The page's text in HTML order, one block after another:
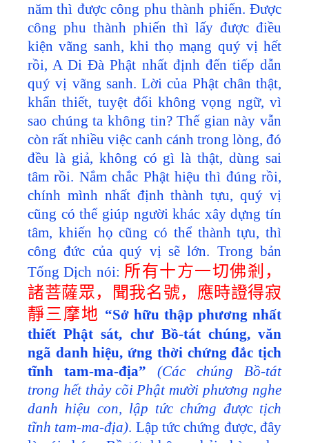
năm thì được công phu thành phiến. Được
công phu thành phiến thì lấy được điều
kiện vãng sanh, khi thọ mạng quý vị hết
rồi, A Di Đà Phật nhất định đến tiếp dẫn
quý vị vãng sanh. Lời của Phật chân thật,
khẩn thiết, tuyệt đối không vọng ngữ, vì
sao chúng ta không tin? Thế gian này vẫn
còn rất nhiều việc canh cánh trong lòng, đó
đều là giả, không có gì là thật, dùng sai
tâm rồi. Nắm chắc Phật hiệu thì đúng rồi,
chính mình nhất định thành tựu, quý vị
cũng có thể giúp người khác xây dựng tín
tâm, khiến họ cũng có thể thành tựu, thì
công đức của quý vị sẽ lớn. Trong bản
Tống Dịch nói: 所有十方一切佛剎，
諸菩薩眾，聞我名號，應時證得寂
靜三摩地 “Sở hữu thập phương nhất
thiết Phật sát, chư Bồ-tát chúng, văn
ngã danh hiệu, ứng thời chứng đắc tịch
tĩnh tam-ma-địa” (Các chúng Bồ-tát
trong hết thảy cõi Phật mười phương nghe
danh hiệu con, lập tức chứng được tịch
tĩnh tam-ma-địa). Lập tức chứng được, đây